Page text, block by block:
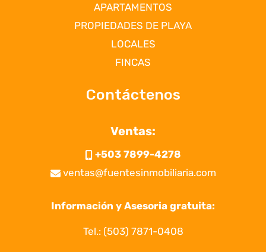
APARTAMENTOS
PROPIEDADES DE PLAYA
LOCALES
FINCAS
Contáctenos
Ventas:
+503 7899-4278
ventas@fuentesinmobiliaria.com
Información y Asesoria gratuita:
Tel.: (503) 7871-0408